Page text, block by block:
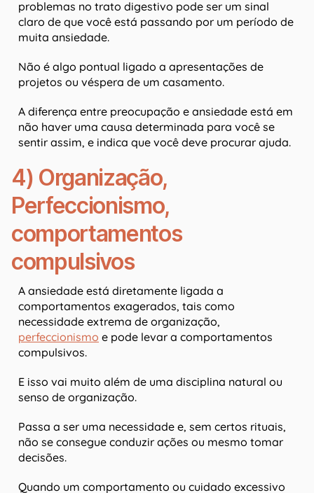
problemas no trato digestivo pode ser um sinal
claro de que você está passando por um período de
muita ansiedade.
Não é algo pontual ligado a apresentações de
projetos ou véspera de um casamento.
A diferença entre preocupação e ansiedade está em
não haver uma causa determinada para você se
sentir assim, e indica que você deve procurar ajuda.
4) Organização,
Perfeccionismo,
comportamentos
compulsivos
A ansiedade está diretamente ligada a
comportamentos exagerados, tais como
necessidade extrema de organização,
perfeccionismo e pode levar a comportamentos
compulsivos.
E isso vai muito além de uma disciplina natural ou
senso de organização.
Passa a ser uma necessidade e, sem certos rituais,
não se consegue conduzir ações ou mesmo tomar
decisões.
Quando um comportamento ou cuidado excessivo